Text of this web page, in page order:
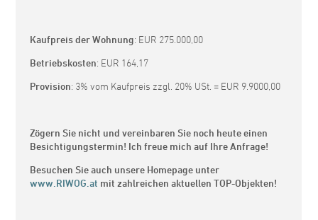
Kaufpreis der Wohnung: EUR 275.000,00
Betriebskosten: EUR 164,17
Provision: 3% vom Kaufpreis zzgl. 20% USt. = EUR 9.9000,00
Zögern Sie nicht und vereinbaren Sie noch heute einen
Besichtigungstermin! Ich freue mich auf Ihre Anfrage!
Besuchen Sie auch unsere Homepage unter
www.RIWOG.at mit zahlreichen aktuellen TOP-Objekten!